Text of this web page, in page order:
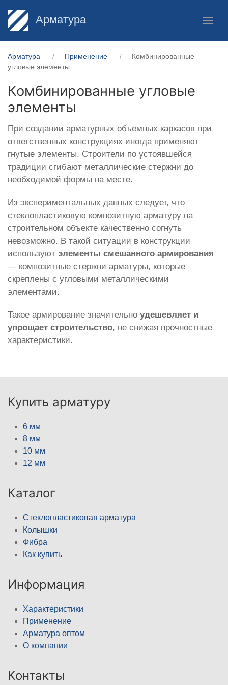
Арматура
Арматура Применение
Комбинированные
угловые элементы
Комбинированные угловые
элементы
При создании арматурных объемных каркасов при
ответственных конструкциях иногда применяют
гнутые элементы. Строители по устоявшейся
традиции сгибают металлические стержни до
необходимой формы на месте.
Из экспериментальных данных следует, что
стеклопластиковую композитную арматуру на
строительном объекте качественно согнуть
невозможно. В такой ситуации в конструкции
используют элементы смешанного армирования
— композитные стержни арматуры, которые
скреплены с угловыми металлическими
элементами.
Такое армирование значительно удешевляет и
упрощает строительство, не снижая прочностные
характеристики.
Купить арматуру
6 мм
8 мм
10 мм
12 мм
Каталог
Стеклопластиковая арматура
Колышки
Фибра
Как купить
Информация
Характеристики
Применение
Арматура оптом
О компании
Контакты